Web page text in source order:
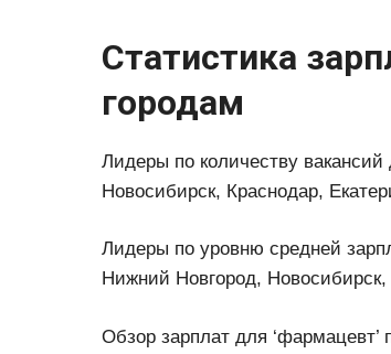
Статистика
городам
Лидеры по количеству вакансий
Новосибирск, Краснодар,
Лидеры по уровню средней
Нижний Новгород,
Обзор зарплат для ‘фармацевт’